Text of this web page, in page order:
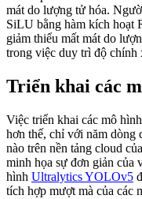
mát do lượng tử hóa.
SiLU bằng hàm kích hoạt
giảm thiểu mất mát do
trong việc duy trì độ chính
Triển khai các
Việc triển khai các mô
hơn thế, chỉ với năm dòng
nào trên nền tảng cloud
minh họa sự đơn giản của
hình Ultralytics YOLOv5
tích hợp mượt mà của các